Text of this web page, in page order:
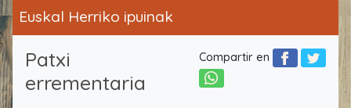
Euskal Herriko ipuinak
Compartir en
Patxi
errementaria